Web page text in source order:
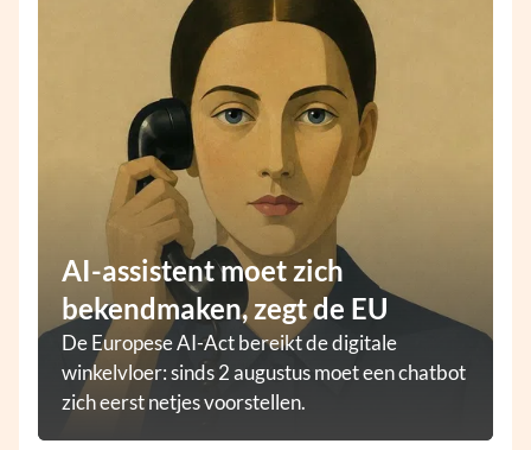
AI-assistent moet zich
bekendmaken, zegt de EU
De Europese AI-Act bereikt de digitale
winkelvloer: sinds 2 augustus moet een chatbot
zich eerst netjes voorstellen.